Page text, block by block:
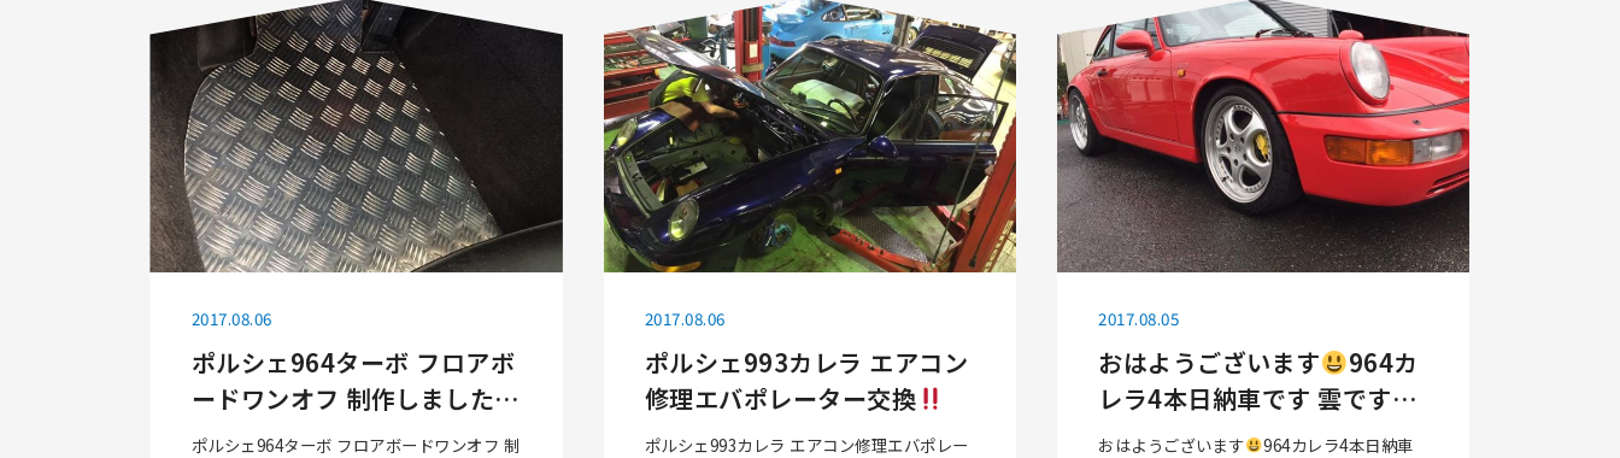
2017.08.06
ポルシェ964ターボ フロアボ
ードワンオフ 制作しました
ポルシェ964ターボ フロアボードワンオフ 制
2017.08.06
ポルシェ993カレラ エアコン
修理エバポレーター交換
ポルシェ993カレラ エアコン修理エバポレー
2017.08.05
おはようございます
964カ
レラ4本日納車です 雲ですが
雨は大丈夫そう
おはようございます
964カレラ4本日納車